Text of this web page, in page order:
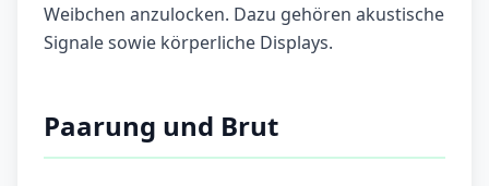
Weibchen anzulocken. Dazu gehören akustische
Signale sowie körperliche Displays.
Paarung und Brut